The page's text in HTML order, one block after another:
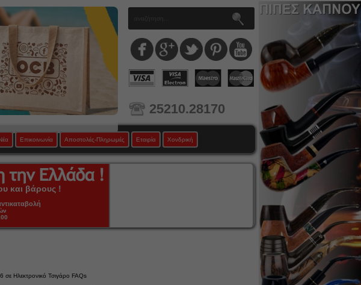
25210.28170
Επικοινωνία Αποστολές-Πληρωμές Εταιρία Χονδρική
και βάρους !
Ηλεκτρονικό Τσιγάρο FAQs